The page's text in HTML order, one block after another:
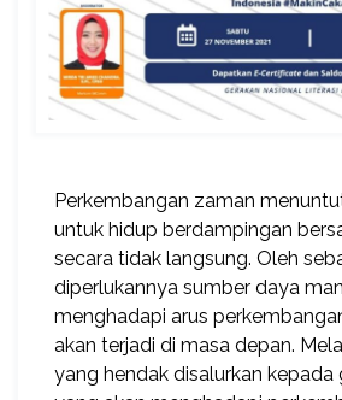
Perkembangan zaman
untuk hidup berdampingan
secara tidak langsung. Oleh
diperlukannya sumber daya
menghadapi arus
akan terjadi di masa depan.
yang hendak disalurkan kepada